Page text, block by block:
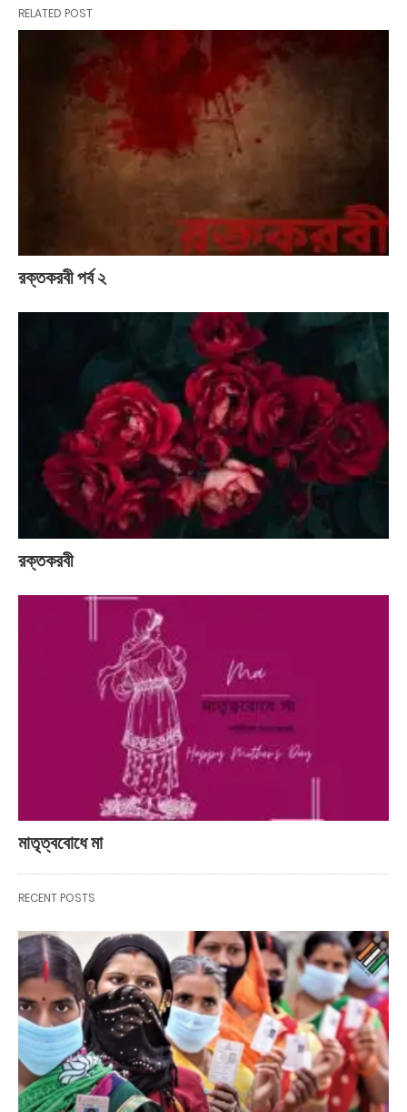
RELATED POST
রক্তকরবী পর্ব ২
রক্তকরবী
মাতৃত্ববোধে মা
RECENT POSTS